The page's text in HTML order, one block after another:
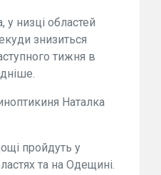
у низці областей
знизиться
тижня в
Наталка
пройдуть у
та на Одещині.